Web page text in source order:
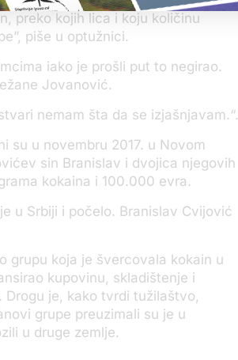
preko kojih lica i koju količinu
piše u optužnici.
iako je prošli put to negirao.
Jovanović.
nemam šta da se izjašnjavam.“.
su u novembru 2017. u Novom
sin Branislav i dvojica njegovih
kokaina i 100.000 evra.
u Srbiji i počelo. Branislav Cvijović
grupu koja je švercovala kokain u
kupovinu, skladištenje i
je, kako tvrdi tužilaštvo,
grupe preuzimali su je u
u druge zemlje.